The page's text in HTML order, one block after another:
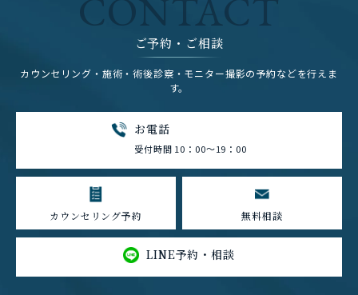
CONTACT
ご予約・ご相談
カウンセリング・施術・術後診察・モニター撮影の予約などを行えま
す。
お電話
受付時間 10：00～19：00
カウンセリング予約 無料相談
LINE予約・相談